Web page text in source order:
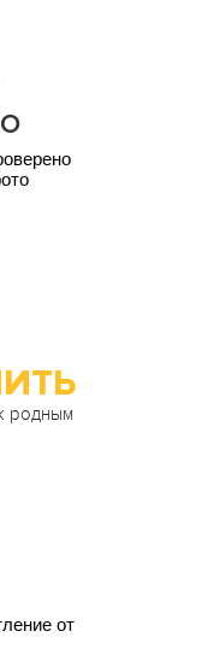
родным
от